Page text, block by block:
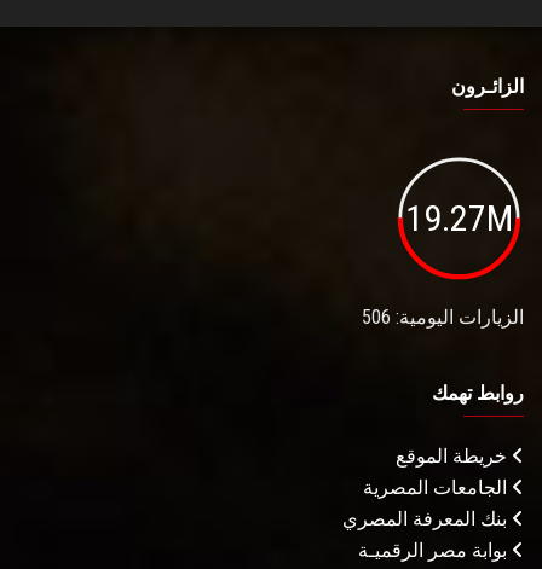
الزائـرون
19.27M
الزيارات اليومية: 506
روابط تهمك
خريطة الموقع
الجامعات المصرية
بنك المعرفة المصري
بوابة مصر الرقميـة